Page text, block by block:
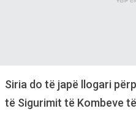
Siria do të japë llogari
të Sigurimit të Kombeve